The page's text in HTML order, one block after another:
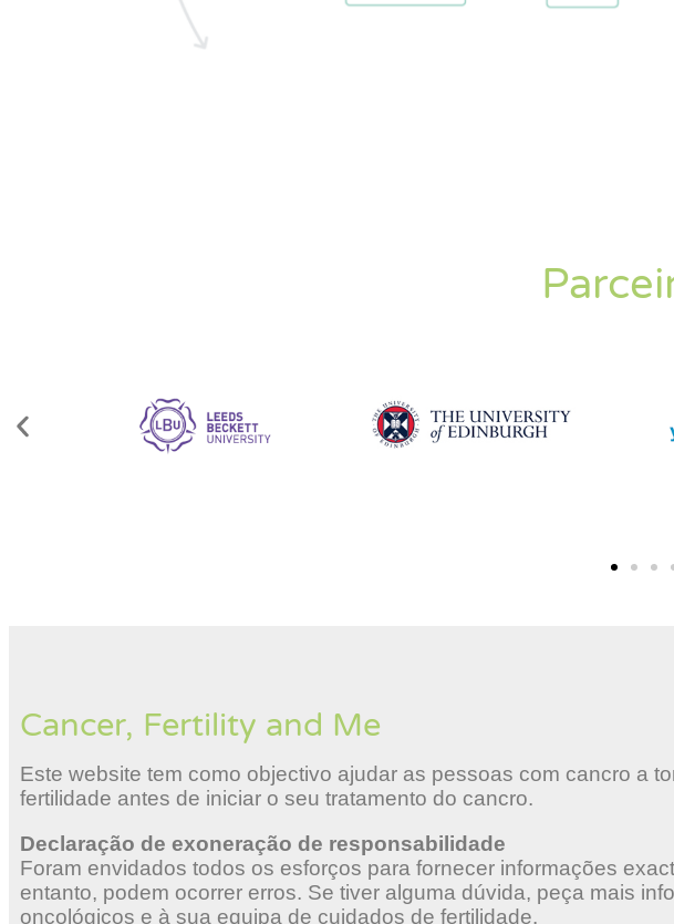
Cancer, Fertility and Me
Este website tem como objectivo ajudar as pessoas com cancro a
fertilidade antes de iniciar o seu tratamento do cancro.
Declaração de exoneração de responsabilidade
Foram envidados todos os esforços para fornecer informações
entanto, podem ocorrer erros. Se tiver alguma dúvida, peça mais
oncológicos e à sua equipa de cuidados de fertilidade.